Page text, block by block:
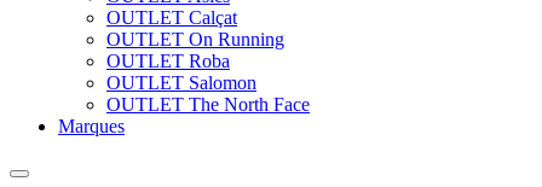
OUTLET Calçat
OUTLET On Running
OUTLET Roba
OUTLET Salomon
OUTLET The North Face
Marques